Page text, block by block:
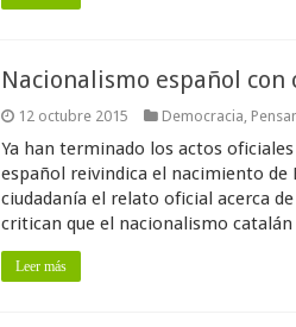
Nacionalismo español con
12 octubre 2015 Democracia,
Ya han terminado los actos
español reivindica el nacimiento de
ciudadanía el relato oficial acerca
critican que el nacionalismo
Leer más